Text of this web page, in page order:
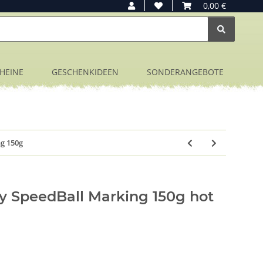
0,00 €
GESCHENKIDEEN SONDERANGEBOTE
150g
SpeedBall Marking 150g hot